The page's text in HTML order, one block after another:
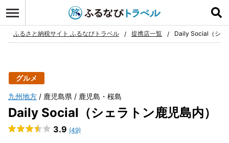
お気に入り
ふるさと納税サイト ふるなびトラベル 提携店一覧 Daily Social（シェ
グルメ
九州地方 鹿児島県 鹿児島・桜島
Daily Social（シェラトン鹿児島内）
3.9 (49)